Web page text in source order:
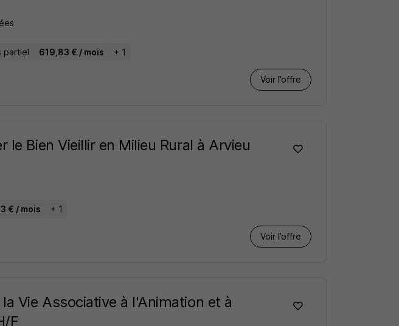
partiel 619,83 € / mois + 1
Voir l’offre
le Bien Vieillir en Milieu Rural à Arvieu
€ / mois + 1
Voir l’offre
Vie Associative à l'Animation et à
F